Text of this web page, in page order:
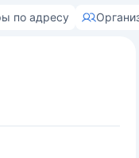
по адресу